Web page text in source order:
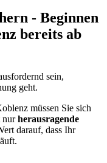
- Beginnen
bereits ab
sein,
geht.
müssen Sie sich
nurherausragende
darauf, dass Ihr